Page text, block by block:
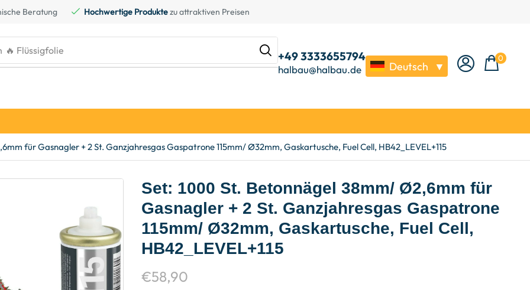
Beratung Hochwertige Produktezu attraktiven Preisen
🔥 Flüssigfolie +49 3333655794
halbau@halbau.de Deutsch ▼
0
für Gasnagler + 2 St. Ganzjahresgas Gaspatrone 115mm/ Ø32mm, Gaskartusche, Fuel Cell, HB42_LEVEL+115
Set: 1000 St. Betonnägel 38mm/ Ø2,6mm für
Gasnagler + 2 St. Ganzjahresgas Gaspatrone
115mm/ Ø32mm, Gaskartusche, Fuel Cell,
HB42_LEVEL+115
€58,90